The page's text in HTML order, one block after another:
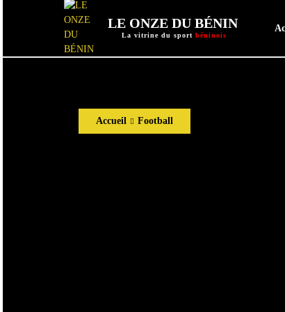
LE ONZE DU BÉNIN
La vitrine du sport béninois
Accueil Football